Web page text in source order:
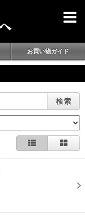
お買い物ガイド
検索